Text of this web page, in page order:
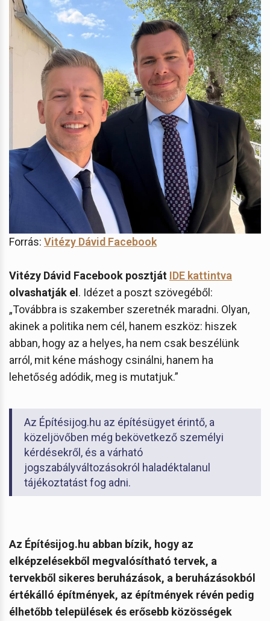
Forrás: Vitézy Dávid Facebook
Vitézy Dávid Facebook posztját IDE kattintva
olvashatják el . Idézet a poszt szövegéből:
„Továbbra is szakember szeretnék maradni. Olyan,
akinek a politika nem cél, hanem eszköz: hiszek
abban, hogy az a helyes, ha nem csak beszélünk
arról, mit kéne máshogy csinálni, hanem ha
lehetőség adódik, meg is mutatjuk.”
Az Építésijog.hu az építésügyet érintő, a
közeljövőben még bekövetkező személyi
kérdésekről, és a várható
jogszabályváltozásokról haladéktalanul
tájékoztatást fog adni.
Az Építésijog.hu abban bízik, hogy az
elképzelésekből megvalósítható tervek, a
tervekből sikeres beruházások, a beruházásokból
értékálló építmények, az építmények révén pedig
élhetőbb települések és erősebb közösségek